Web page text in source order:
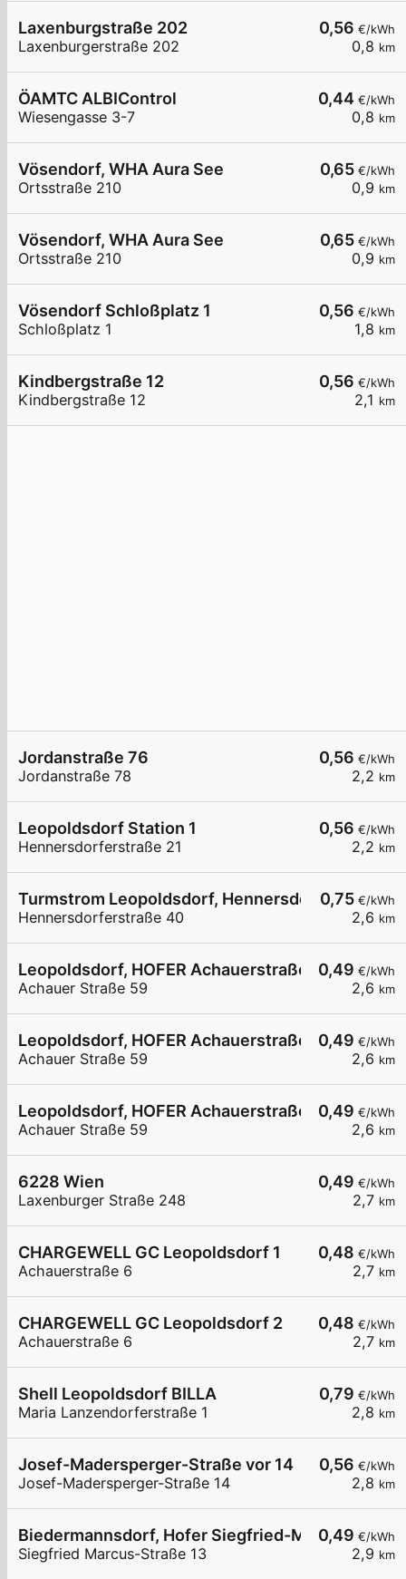
0,56 €/kWh
0,8 km
Laxenburgstraße 202
Laxenburgerstraße 202
0,44 €/kWh
0,8 km
ÖAMTC ALBIControl
Wiesengasse 3-7
0,65 €/kWh
0,9 km
Vösendorf, WHA Aura See
Ortsstraße 210
0,65 €/kWh
0,9 km
Vösendorf, WHA Aura See
Ortsstraße 210
0,56 €/kWh
1,8 km
Vösendorf Schloßplatz 1
Schloßplatz 1
0,56 €/kWh
2,1 km
Kindbergstraße 12
Kindbergstraße 12
0,56 €/kWh
2,2 km
Jordanstraße 76
Jordanstraße 78
0,56 €/kWh
2,2 km
Leopoldsdorf Station 1
Hennersdorferstraße 21
0,75 €/kWh
2,6 km
Turmstrom Leopoldsdorf, Hennersdorferstraße
Hennersdorferstraße 40
0,49 €/kWh
2,6 km
Leopoldsdorf, HOFER Achauerstraße
Achauer Straße 59
0,49 €/kWh
2,6 km
Leopoldsdorf, HOFER Achauerstraße
Achauer Straße 59
0,49 €/kWh
2,6 km
Leopoldsdorf, HOFER Achauerstraße
Achauer Straße 59
0,49 €/kWh
2,7 km
6228 Wien
Laxenburger Straße 248
0,48 €/kWh
2,7 km
CHARGEWELL GC Leopoldsdorf 1
Achauerstraße 6
0,48 €/kWh
2,7 km
CHARGEWELL GC Leopoldsdorf 2
Achauerstraße 6
0,79 €/kWh
2,8 km
Shell Leopoldsdorf BILLA
Maria Lanzendorferstraße 1
0,56 €/kWh
2,8 km
Josef-Madersperger-Straße vor 14
Josef-Madersperger-Straße 14
0,49 €/kWh
2,9 km
Biedermannsdorf, Hofer Siegfried-Marcus-
Siegfried Marcus-Straße 13